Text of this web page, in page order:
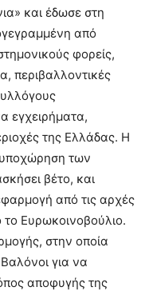
και έδωσε στη
από
φορείς,
περιβαλλοντικές
εγχειρήματα,
της Ελλάδας. Η
των
βέτο, και
από τις αρχές
Ευρωκοινοβούλιο.
στην οποία
για να
αποφυγής της